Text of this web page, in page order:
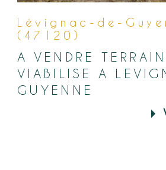
Lévignac-de-
(47120)
A VENDRE TERRAIN
VIABILISE A
GUYENNE